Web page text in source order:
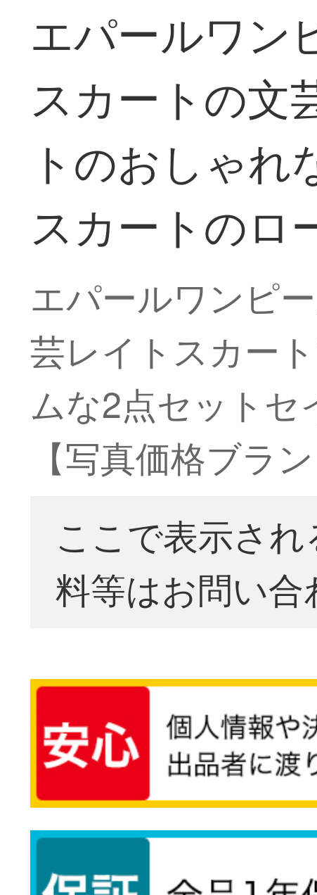
エパールワン
スカートの文
トのおしゃれ
スカートのロ
エパールワンピ
芸レイトスカー
ムな2点セットセ
【写真価格ブラ
ここで表示さ
料等はお問い